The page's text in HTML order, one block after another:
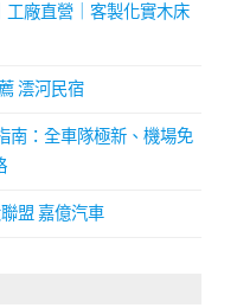
工廠直營｜客製化實木床
澐河民宿
南：全車隊極新、機場免
盟 嘉億汽車